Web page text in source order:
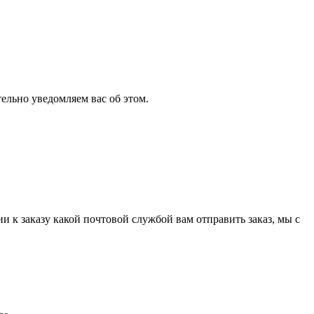
уведомляем вас об этом.
заказу какой почтовой службой вам отправить заказ, мы с